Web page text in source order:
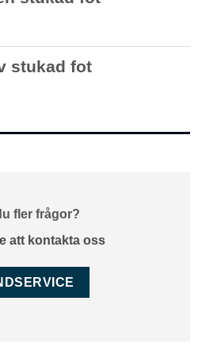
stukad fot
fler frågor?
att kontakta oss